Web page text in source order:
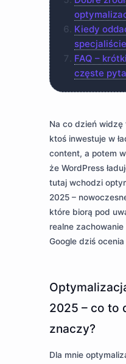
Kiedy
FAQ –
częste
Na co dzień widzę
ktoś inwestuje w
content, a potem
że WordPress
tutaj wchodzi
2025 –
które biorą pod
realne
Google dziś
2025 – co to
znaczy?
Dla mnie